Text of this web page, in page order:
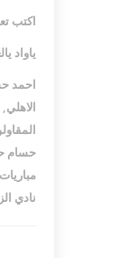
اكتب
ياواد
احمد
الاهلي,
حسام
مباريات
نادي